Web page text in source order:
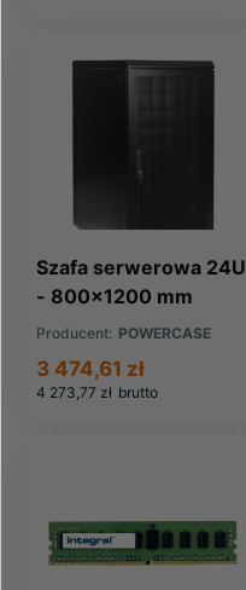
Szafa serwerowa 24U
- 800x1200 mm
Producent: POWERCASE
4 273,77 zł brutto
3 474,61 zł